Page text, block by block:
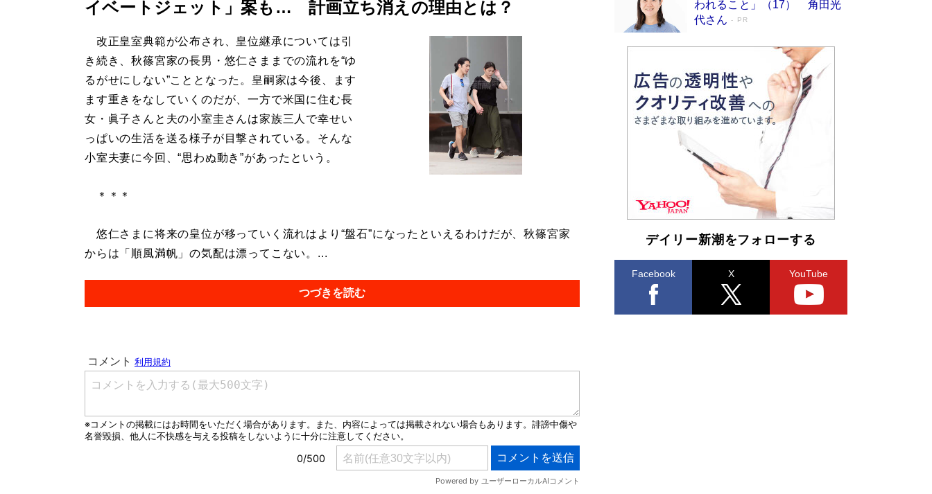
イベートジェット」案も… 計画立ち消えの理由とは？
改正皇室典範が公布され、皇位継承については引
き続き、秋篠宮家の長男・悠仁さままでの流れを“ゆ
るがせにしない”こととなった。皇嗣家は今後、ます
ます重きをなしていくのだが、一方で米国に住む長
女・眞子さんと夫の小室圭さんは家族三人で幸せい
っぱいの生活を送る様子が目撃されている。そんな
小室夫妻に今回、“思わぬ動き”があったという。
＊＊＊
悠仁さまに将来の皇位が移っていく流れはより“盤石”になったといえるわけだが、秋篠宮家
からは「順風満帆」の気配は漂ってこない。...
つづきを読む
「『火垂るの墓』は、大嘘である」原作者が抱き
続けた“自責の念”とは…「自己憐憫は描きたくな
い」監督が徹底的にこだわったこと（後編） #
戦争の記憶
Book Bang
「叱って伸びるやつは、褒めたらもっと伸びる」
俳優・高嶋政伸が家族に教わった“人を育てるコ
ツ”…芸への考え方を明かす
Book Bang
東野圭吾、伊坂幸太郎の人気シリーズ最新作どち
らも文庫化 映画化された直木賞受賞作もランク
イン［文庫ベストセラー］
Book Bang
われること」（17） 角田光
代さん
PR
デイリー新潮をフォローする
Facebook X YouTube